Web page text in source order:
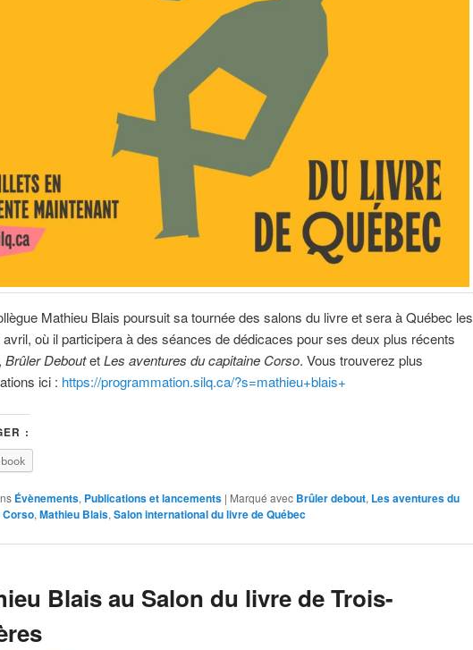
Mathieu Blais poursuit sa tournée des salons du livre et sera à Québec les
avril, où il participera à des séances de dédicaces pour ses deux plus récents
Brûler DeboutetLes aventures du capitaine Corso. Vous trouverez plus
ici : https://programmation.silq.ca/?s=mathieu+blais+
:
Évènements, Publications et lancements | Marqué avec Brûler debout, Les aventures du
, Mathieu Blais, Salon international du livre de Québec
Blais au Salon du livre de Trois-